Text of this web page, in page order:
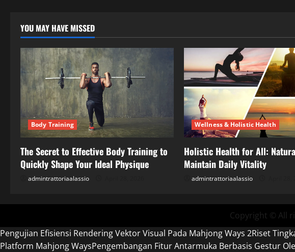
YOU MAY HAVE MISSED
Body Training
The Secret to Effective Body Training to
Quickly Shape Your Ideal Physique
admintrattoriaalassio
Wellness & Holistic Health
Holistic Health for All:
Maintain Daily Vitality
admintrattoriaalassio
Copyright © All
Pengujian Efisiensi Rendering Vektor Visual Pada Mahjong Ways 2Riset
Platform Mahjong WaysPengembangan Fitur Antarmuka Berbasis Gestur